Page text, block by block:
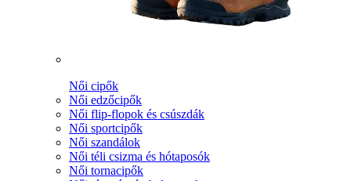
Női cipők
Női edzőcipők
Női flip-flopok és csúszdák
Női sportcipők
Női szandálok
Női téli csizma és hótaposók
Női tornacipők